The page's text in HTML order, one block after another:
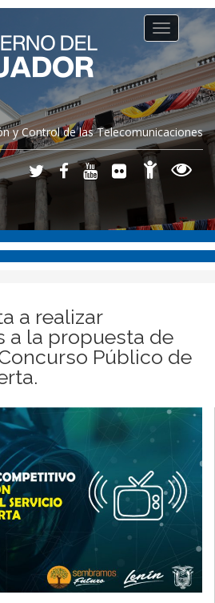
y Control de las Telecomunicaciones
Toggle
navigation
a realizar
a la propuesta de
Público de